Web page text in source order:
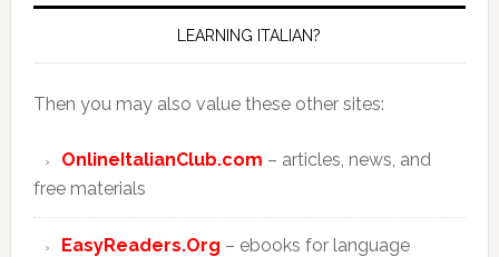
LEARNING ITALIAN?
Then you may also value these other sites:
OnlineItalianClub.com – articles, news, and
free materials
EasyReaders.Org – ebooks for language